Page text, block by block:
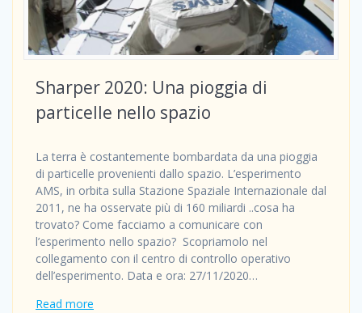
Sharper 2020: Una pioggia di
particelle nello spazio
La terra è costantemente bombardata da una pioggia
di particelle provenienti dallo spazio. L’esperimento
AMS, in orbita sulla Stazione Spaziale Internazionale dal
2011, ne ha osservate più di 160 miliardi ..cosa ha
trovato? Come facciamo a comunicare con
l’esperimento nello spazio? Scopriamolo nel
collegamento con il centro di controllo operativo
dell’esperimento. Data e ora: 27/11/2020…
Read more